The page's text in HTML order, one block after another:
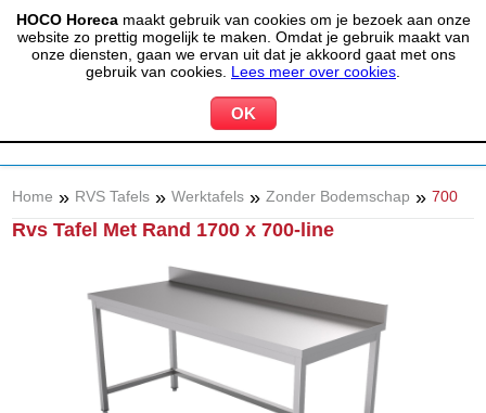
HOCO Horecamaakt gebruik van cookies om je bezoek aan onze
website zo prettig mogelijk te maken. Omdat je gebruik maakt van
onze diensten, gaan we ervan uit dat je akkoord gaat met ons
gebruik van cookies. Lees meer over cookies
(020) 497 6325 info@hocohoreca.nl
MIJN ACCOUNT 0 WINKELWAGEN
Home » RVS Tafels » Werktafels » Zonder Bodemschap » 700
Rvs Tafel Met Rand 1700 x 700-line